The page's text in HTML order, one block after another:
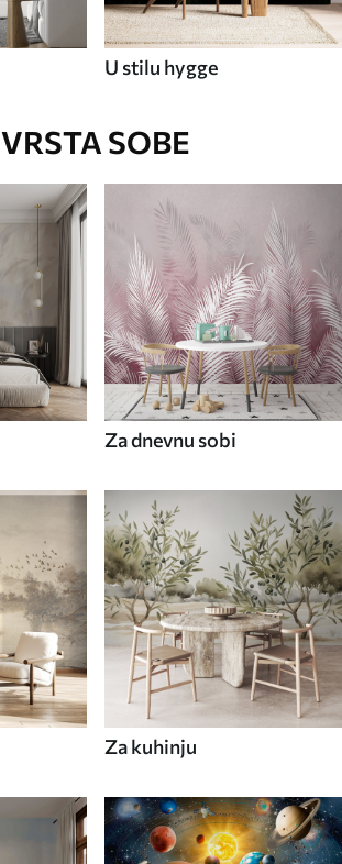
U stilu hygge
VRSTA SOBE
Za dnevnu sobi
Za kuhinju